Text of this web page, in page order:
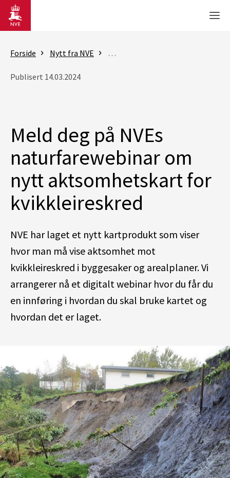
Gå til hovedinnhold
Forside Nytt fra NVE Nyheter - skred og vassdrag
Publisert 14.03.2024
Meld deg på NVEs
naturfarewebinar om
nytt aktsomhetskart for
kvikkleireskred
NVE har laget et nytt kartprodukt som viser
hvor man må vise aktsomhet mot
kvikkleireskred i byggesaker og arealplaner. Vi
arrangerer nå et digitalt webinar hvor du får du
en innføring i hvordan du skal bruke kartet og
hvordan det er laget.